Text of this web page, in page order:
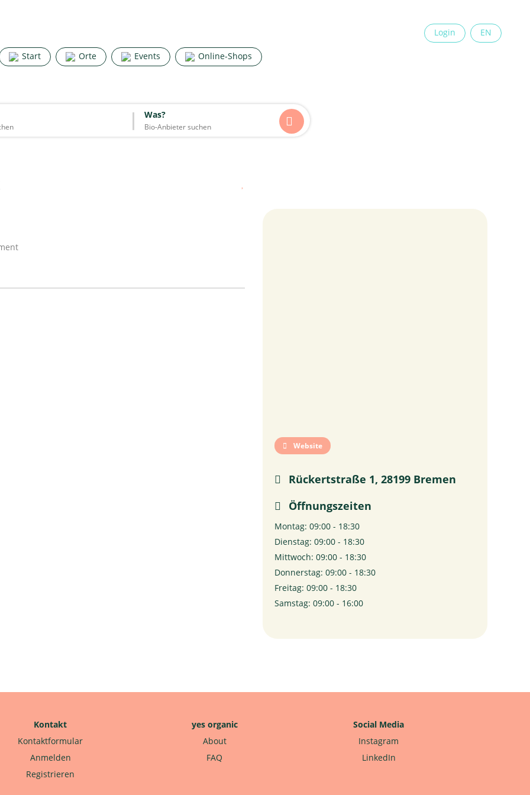
Start Orte Events Online-Shops
Login EN
Was?
×
Start Orte Events Online-Shops
Was?
Website
Rückertstraße 1, 28199 Bremen
Öffnungszeiten
Montag: 09:00 - 18:30
Dienstag: 09:00 - 18:30
Mittwoch: 09:00 - 18:30
Donnerstag: 09:00 - 18:30
Freitag: 09:00 - 18:30
Samstag: 09:00 - 16:00
Kontakt
Kontaktformular
Anmelden
Registrieren
yes organic
About
FAQ
Social Media
Instagram
LinkedIn